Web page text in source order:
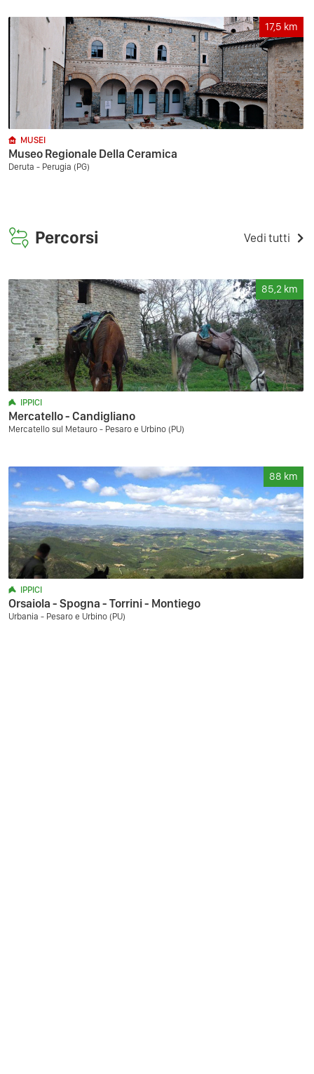
17,5 km
MUSEI
Museo Regionale Della Ceramica
Deruta - Perugia (PG)
Percorsi Vedi tutti
85,2 km
IPPICI
Mercatello - Candigliano
Mercatello sul Metauro - Pesaro e Urbino (PU)
88 km
IPPICI
Orsaiola - Spogna - Torrini - Montiego
Urbania - Pesaro e Urbino (PU)